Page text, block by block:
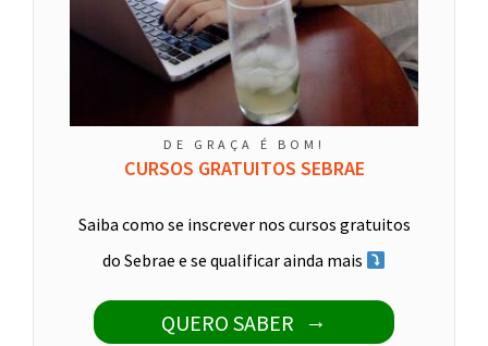
DE GRAÇA É BOM!
CURSOS GRATUITOS SEBRAE
Saiba como se inscrever nos cursos gratuitos
do Sebrae e se qualificar ainda mais
QUERO SABER